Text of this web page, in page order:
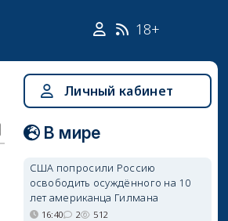
18+
Личный кабинет
В мире
США попросили Россию
освободить осуждённого на 10
лет американца Гилмана
16:40 2 512